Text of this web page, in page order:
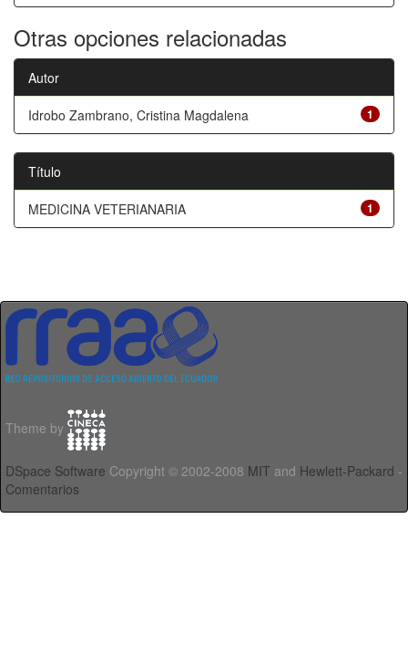
Otras opciones relacionadas
Autor
1
Idrobo Zambrano, Cristina Magdalena
Título
1
MEDICINA VETERIANARIA
Theme by
DSpace Software Copyright © 2002-2008 MIT and Hewlett-Packard -
Comentarios